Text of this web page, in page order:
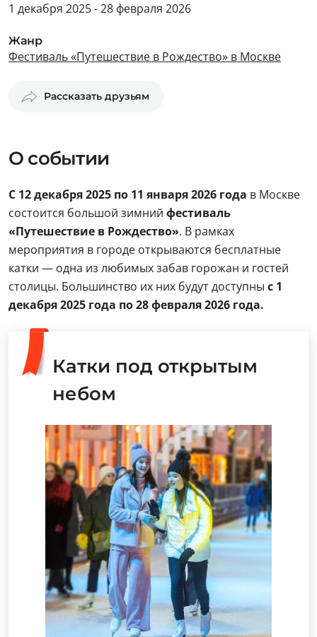
1 декабря 2025 - 28 февраля 2026
Жанр
Фестиваль «Путешествие в Рождество» в Москве
Рассказать друзьям
О событии
С 12 декабря 2025 по 11 января 2026 года в Москве
состоится большой зимний фестиваль
«Путешествие в Рождество». В рамках
мероприятия в городе открываются бесплатные
катки — одна из любимых забав горожан и гостей
столицы. Большинство их них будут доступны с 1
декабря 2025 года по 28 февраля 2026 года.
Катки под открытым
небом